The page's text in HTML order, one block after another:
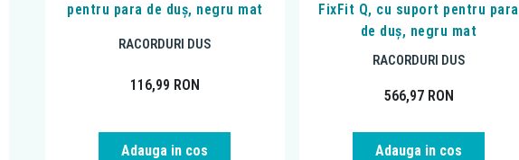
pentru para de duș, negru mat
RACORDURI DUS
116,99 RON
Adauga in cos
FixFit Q, cu suport pentru para
de duș, negru mat
RACORDURI DUS
566,97 RON
Adauga in cos